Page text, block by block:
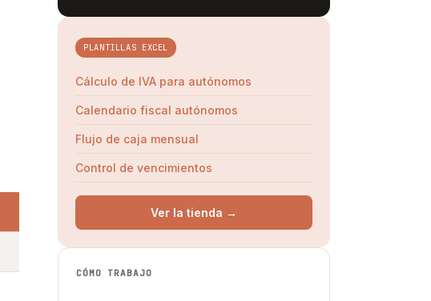
PLANTILLAS EXCEL
Cálculo de IVA para autónomos
Calendario fiscal autónomos
Flujo de caja mensual
Control de vencimientos
Ver la tienda →
CÓMO TRABAJO